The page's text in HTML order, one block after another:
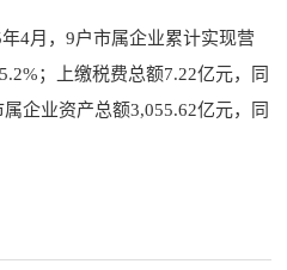
4月，9户市属企业累计实现营
；上缴税费总额7.22亿元，同
企业资产总额3,055.62亿元，同